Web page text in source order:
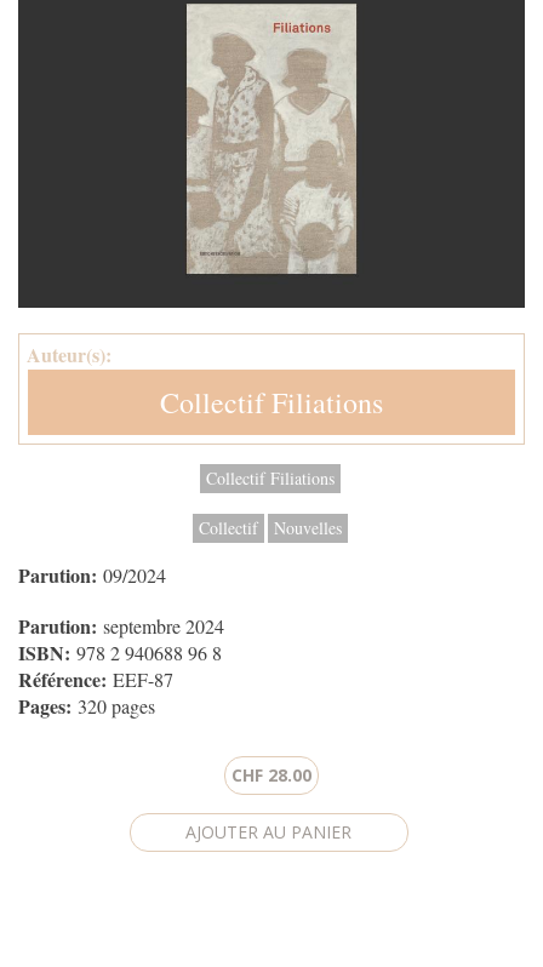
Auteur(s):
Collectif Filiations
Collectif Filiations
Collectif Nouvelles
Parution: 09/2024
Parution: septembre 2024
ISBN: 978 2 940688 96 8
Référence: EEF-87
Pages: 320 pages
CHF 28.00